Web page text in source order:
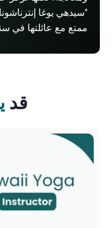
"سيدهي يوغا
ممتع مع عائلتها في
قد